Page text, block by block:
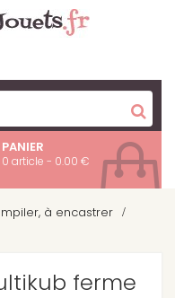
PANIER
0 article - 0.00 €
à encastrer >
ferme